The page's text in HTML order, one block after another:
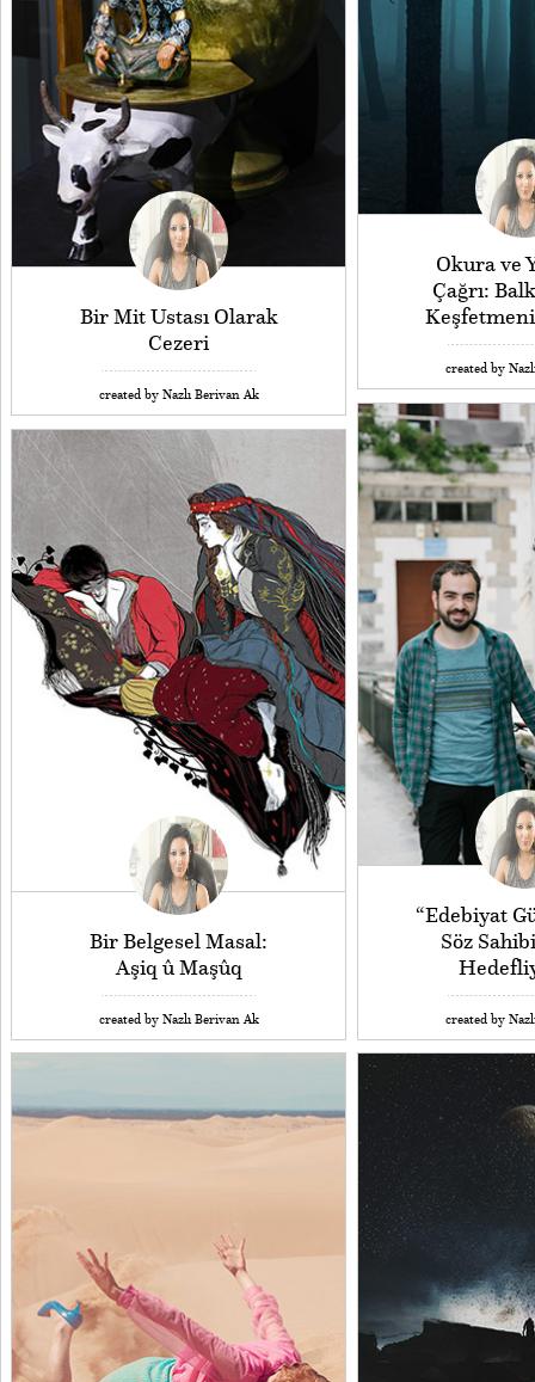
Okura ve
Çağrı:
created by
Bir Mit Ustası Olarak
Cezeri
created by Nazlı Berivan Ak
“Edebiyat
Söz
created by
Bir Belgesel Masal:
Aşiq û Maşûq
created by Nazlı Berivan Ak